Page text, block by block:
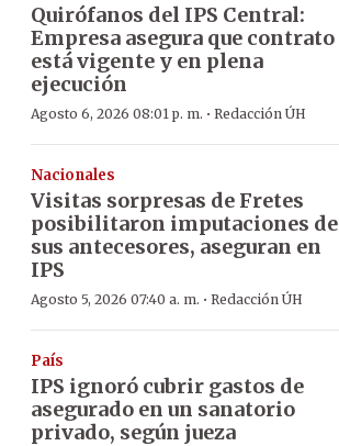
Quirófanos del IPS Central:
Empresa asegura que contrato
está vigente y en plena
ejecución
Agosto 6, 2026 08:01 p. m. · Redacción ÚH
Nacionales
Visitas sorpresas de Fretes
posibilitaron imputaciones de
sus antecesores, aseguran en
IPS
Agosto 5, 2026 07:40 a. m. · Redacción ÚH
País
IPS ignoró cubrir gastos de
asegurado en un sanatorio
privado, según jueza